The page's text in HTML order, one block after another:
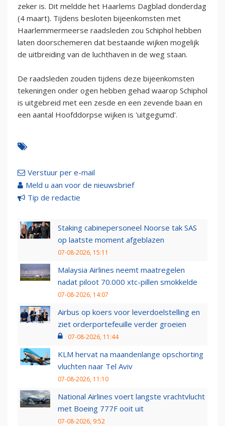
zeker is. Dit meldde het Haarlems Dagblad donderdag
(4 maart). Tijdens besloten bijeenkomsten met
Haarlemmermeerse raadsleden zou Schiphol hebben
laten doorschemeren dat bestaande wijken mogelijk
de uitbreiding van de luchthaven in de weg staan.
De raadsleden zouden tijdens deze bijeenkomsten
tekeningen onder ogen hebben gehad waarop Schiphol
is uitgebreid met een zesde en een zevende baan en
een aantal Hoofddorpse wijken is 'uitgegumd'.
Verstuur per e-mail
Meld u aan voor de nieuwsbrief
Tip de redactie
Staking cabinepersoneel Noorse tak SAS
op laatste moment afgeblazen
07-08-2026, 15:11
Malaysia Airlines neemt maatregelen
nadat piloot 70.000 xtc-pillen smokkelde
07-08-2026, 14:07
Airbus op koers voor leverdoelstelling en
ziet orderportefeuille verder groeien
07-08-2026, 11:44
KLM hervat na maandenlange opschorting
vluchten naar Tel Aviv
07-08-2026, 11:10
National Airlines voert langste vrachtvlucht
met Boeing 777F ooit uit
07-08-2026, 9:52